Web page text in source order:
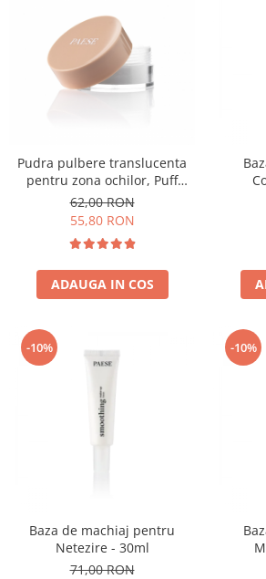
Pudra pulbere translucenta
pentru zona ochilor, Puff
Cloud 5,3g
62,00 RON
55,80 RON
ADAUGA IN COS
-10%
Baza de machiaj pentru
Netezire - 30ml
71,00 RON
-10%